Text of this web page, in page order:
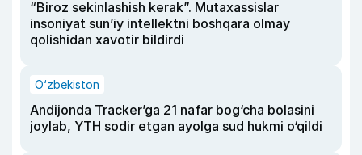
“Biroz sekinlashish kerak”. Mutaxassislar
insoniyat sun’iy intellektni boshqara olmay
qolishidan xavotir bildirdi
O‘zbekiston
Andijonda Tracker’ga 21 nafar bog‘cha bolasini
joylab, YTH sodir etgan ayolga sud hukmi o‘qildi